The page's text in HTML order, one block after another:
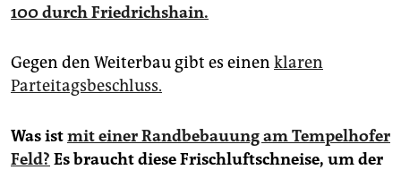
100 durch Friedrichshain.
Gegen den Weiterbau gibt es einen klaren
Parteitagsbeschluss.
Was istmit einer Randbebauung am Tempelhofer
Feld? Es braucht diese Frischluftschneise, um der